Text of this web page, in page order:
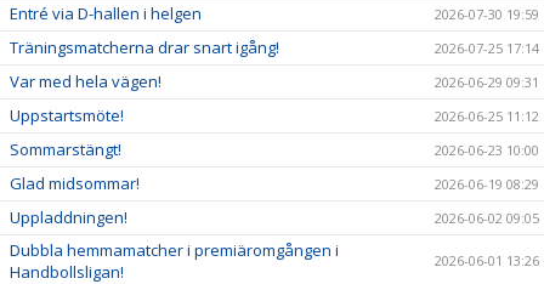
Entré via D-hallen i helgen 2026-07-30 19:59
Träningsmatcherna drar snart igång! 2026-07-25 17:14
Var med hela vägen! 2026-06-29 09:31
Uppstartsmöte! 2026-06-25 11:12
Sommarstängt! 2026-06-23 10:00
Glad midsommar! 2026-06-19 08:29
Uppladdningen! 2026-06-02 09:05
Dubbla hemmamatcher i premiäromgången i
Handbollsligan!
2026-06-01 13:26